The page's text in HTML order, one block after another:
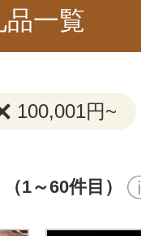
一覧
100,001円~
1～60件目）